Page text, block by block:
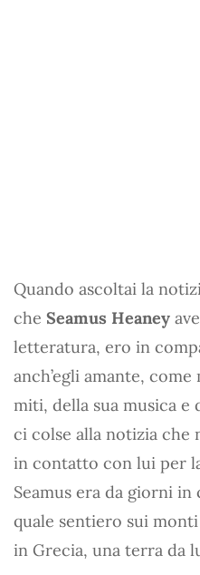
Quando ascoltai la
che Seamus Heaney
letteratura, ero in
anch’egli amante,
miti, della sua musica
ci colse alla notizia che
in contatto con lui per
Seamus era da giorni
quale sentiero sui monti
in Grecia, una terra da